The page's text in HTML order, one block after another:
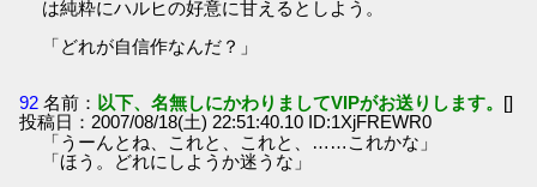
は純粋にハルヒの好意に甘えるとしよう。
「どれが自信作なんだ？」
92 名前： 以下、名無しにかわりましてVIPがお送りします。 []
投稿日：2007/08/18(土) 22:51:40.10 ID:1XjFREWR0
「うーんとね、これと、これと、……これかな」
「ほう。どれにしようか迷うな」